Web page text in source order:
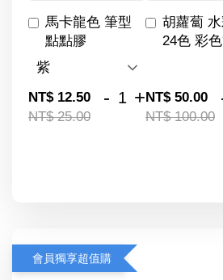
馬卡龍色 筆型
點點膠
NT$ 12.50
NT$ 25.00
- +
胡蘿蔔
24色 彩
NT$ 50.00
NT$ 100.00
會員獨享超值購